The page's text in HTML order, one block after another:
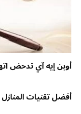
أوبن إيه آي تدحض
أفضل تقنيات